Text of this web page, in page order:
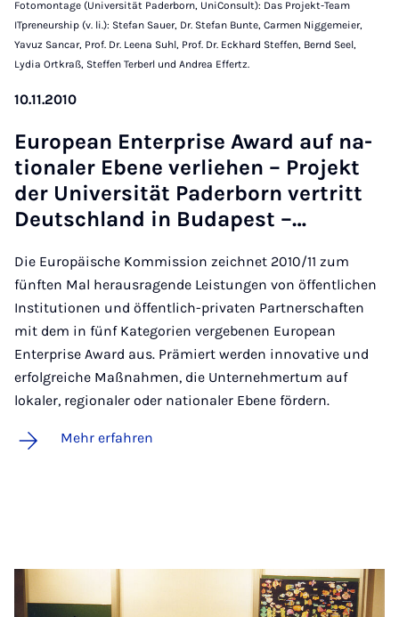
Fotomontage (Universität Paderborn, UniConsult): Das Projekt-Team
ITpreneurship (v. li.): Stefan Sauer, Dr. Stefan Bunte, Carmen Niggemeier,
Yavuz Sancar, Prof. Dr. Leena Suhl, Prof. Dr. Eckhard Steffen, Bernd Seel,
Lydia Ortkraß, Steffen Terberl und Andrea Effertz.
10.11.2010
Eu­ro­pean En­ter­pri­se Award auf na­
ti­o­na­ler Ebe­ne ver­lie­hen – Pro­jekt
der Uni­ver­si­tät Pa­der­born ver­tritt
Deut­sch­land in Bu­da­pest –…
Die Europäische Kommission zeichnet 2010/11 zum
fünften Mal herausragende Leistungen von öffentlichen
Institutionen und öffentlich-privaten Partnerschaften
mit dem in fünf Kategorien vergebenen European
Enterprise Award aus. Prämiert werden innovative und
erfolgreiche Maßnahmen, die Unternehmertum auf
lokaler, regionaler oder nationaler Ebene fördern.
Mehr erfahren